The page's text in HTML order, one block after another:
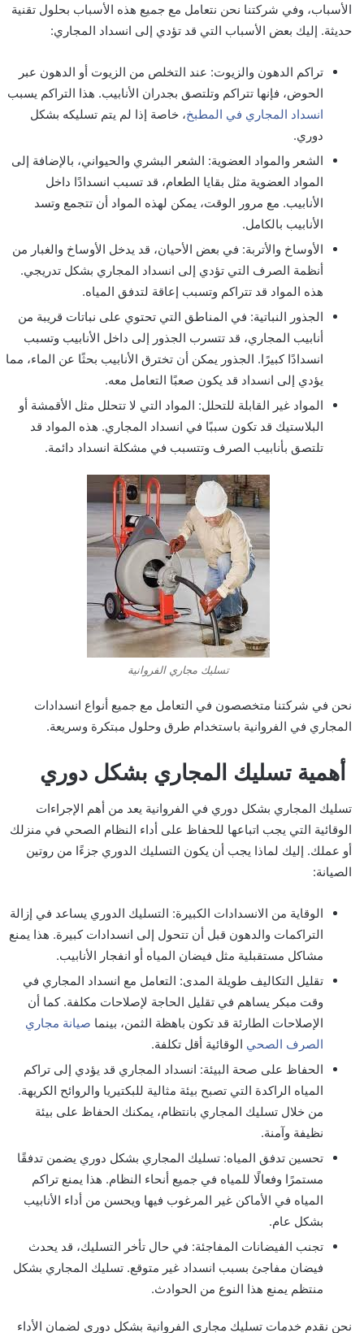
الأسباب، وفي شركتنا نحن نتعامل مع جميع هذه الأسباب بحلول تقنية
حديثة. إليك بعض الأسباب التي قد تؤدي إلى انسداد المجاري:
تراكم الدهون والزيوت: عند التخلص من الزيوت أو الدهون عبر
الحوض، فإنها تتراكم وتلتصق بجدران الأنابيب. هذا التراكم يسبب
انسداد المجاري في المطبخ، خاصة إذا لم يتم تسليكه بشكل
دوري.
الشعر والمواد العضوية: الشعر البشري والحيواني، بالإضافة إلى
المواد العضوية مثل بقايا الطعام، قد تسبب انسدادًا داخل
الأنابيب. مع مرور الوقت، يمكن لهذه المواد أن تتجمع وتسد
الأنابيب بالكامل.
الأوساخ والأتربة: في بعض الأحيان، قد يدخل الأوساخ والغبار من
أنظمة الصرف التي تؤدي إلى انسداد المجاري بشكل تدريجي.
هذه المواد قد تتراكم وتسبب إعاقة لتدفق المياه.
الجذور النباتية: في المناطق التي تحتوي على نباتات قريبة من
أنابيب المجاري، قد تتسرب الجذور إلى داخل الأنابيب وتسبب
انسدادًا كبيرًا. الجذور يمكن أن تخترق الأنابيب بحثًا عن الماء، مما
يؤدي إلى انسداد قد يكون صعبًا التعامل معه.
المواد غير القابلة للتحلل: المواد التي لا تتحلل مثل الأقمشة أو
البلاستيك قد تكون سببًا في انسداد المجاري. هذه المواد قد
تلتصق بأنابيب الصرف وتتسبب في مشكلة انسداد دائمة.
تسليك مجاري الفروانية
نحن في شركتنا متخصصون في التعامل مع جميع أنواع انسدادات
المجاري في الفروانية باستخدام طرق وحلول مبتكرة وسريعة.
أهمية تسليك المجاري بشكل دوري
تسليك المجاري بشكل دوري في الفروانية يعد من أهم الإجراءات
الوقائية التي يجب اتباعها للحفاظ على أداء النظام الصحي في منزلك
أو عملك. إليك لماذا يجب أن يكون التسليك الدوري جزءًا من روتين
الصيانة:
الوقاية من الانسدادات الكبيرة: التسليك الدوري يساعد في إزالة
التراكمات والدهون قبل أن تتحول إلى انسدادات كبيرة. هذا يمنع
مشاكل مستقبلية مثل فيضان المياه أو انفجار الأنابيب.
تقليل التكاليف طويلة المدى: التعامل مع انسداد المجاري في
وقت مبكر يساهم في تقليل الحاجة لإصلاحات مكلفة. كما أن
الإصلاحات الطارئة قد تكون باهظة الثمن، بينما صيانة مجاري
الصرف الصحي الوقائية أقل تكلفة.
الحفاظ على صحة البيئة: انسداد المجاري قد يؤدي إلى تراكم
المياه الراكدة التي تصبح بيئة مثالية للبكتيريا والروائح الكريهة.
من خلال تسليك المجاري بانتظام، يمكنك الحفاظ على بيئة
نظيفة وآمنة.
تحسين تدفق المياه: تسليك المجاري بشكل دوري يضمن تدفقًا
مستمرًا وفعالًا للمياه في جميع أنحاء النظام. هذا يمنع تراكم
المياه في الأماكن غير المرغوب فيها ويحسن من أداء الأنابيب
بشكل عام.
تجنب الفيضانات المفاجئة: في حال تأخر التسليك، قد يحدث
فيضان مفاجئ بسبب انسداد غير متوقع. تسليك المجاري بشكل
منتظم يمنع هذا النوع من الحوادث.
نحن نقدم خدمات تسليك مجاري الفروانية بشكل دوري لضمان الأداء